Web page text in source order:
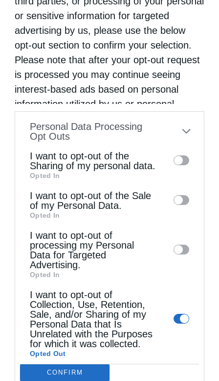
or sensitive information for targeted
advertising by us, please use the below
opt-out section to confirm your selection.
Please note that after your opt-out request
is processed you may continue seeing
interest-based ads based on personal
information utilized by us or personal
to your opt-out. You may separately opt-out
information by third parties on the IAB’s list
of downstream participants. This
information may also be disclosed by us to
third parties on theIAB’s List of
Downstream Participants
disclose it to other third parties.
Personal Data Processing
Opt Outs
I want to opt-out of the
Sharing of my personal data.
Opted In
I want to opt-out of the Sale
of my Personal Data.
Opted In
I want to opt-out of
processing my Personal
Data for Targeted
Advertising.
Opted In
I want to opt-out of
Collection, Use, Retention,
Sale, and/or Sharing of my
Personal Data that Is
Unrelated with the Purposes
for which it was collected.
Opted Out
CONFIRM
Τελευταία άρθρα
Κι αν έπεσες, σήκω (Βίντεο)
Την Πέμπτη, 13 Αυγούστου, κυκλοφορεί το νέο
φύλλο της Εφημερίδας «Κιβωτός της
Ορθοδοξίας» – Νέες Προσφορές